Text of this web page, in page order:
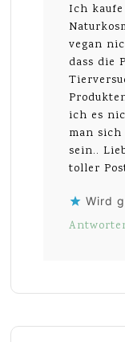
Ich
vegan
dass die
ich es
man
sein..
toller
Wird